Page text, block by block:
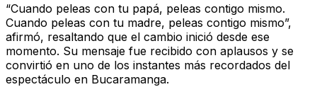
“Cuando peleas con tu papá, peleas contigo mismo.
Cuando peleas con tu madre, peleas contigo mismo”,
afirmó, resaltando que el cambio inició desde ese
momento. Su mensaje fue recibido con aplausos y se
convirtió en uno de los instantes más recordados del
espectáculo en Bucaramanga.